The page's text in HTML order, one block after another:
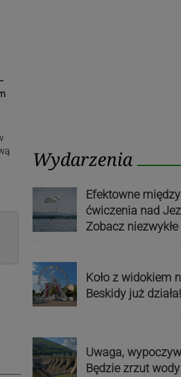
Wydarzenia
Efektowne
ćwiczenia nad
Zobacz
Koło z widokiem
Beskidy już działa!
Uwaga,
Będzie zrzut